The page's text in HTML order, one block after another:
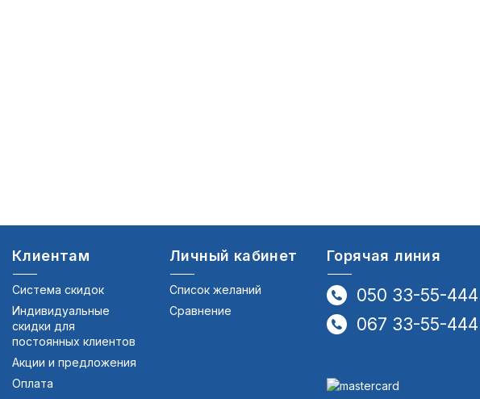
Клиентам
Система скидок
Индивидуальные
скидки для
постоянных клиентов
Акции и предложения
Оплата
Личный кабинет
Список желаний
Сравнение
Горячая линия
050 33-55-444
067 33-55-444